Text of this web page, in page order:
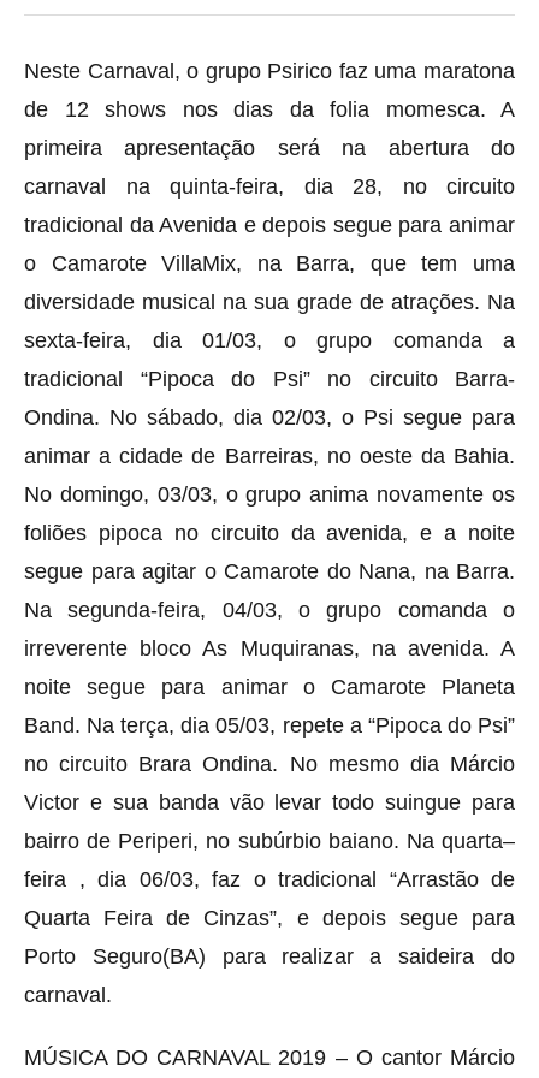
Neste Carnaval, o grupo Psirico faz uma maratona
de 12 shows nos dias da folia momesca. A
primeira apresentação será na abertura do
carnaval na quinta-feira, dia 28, no circuito
tradicional da Avenida e depois segue para animar
o Camarote VillaMix, na Barra, que tem uma
diversidade musical na sua grade de atrações. Na
sexta-feira, dia 01/03, o grupo comanda a
tradicional “Pipoca do Psi” no circuito Barra-
Ondina. No sábado, dia 02/03, o Psi segue para
animar a cidade de Barreiras, no oeste da Bahia.
No domingo, 03/03, o grupo anima novamente os
foliões pipoca no circuito da avenida, e a noite
segue para agitar o Camarote do Nana, na Barra.
Na segunda-feira, 04/03, o grupo comanda o
irreverente bloco As Muquiranas, na avenida. A
noite segue para animar o Camarote Planeta
Band. Na terça, dia 05/03, repete a “Pipoca do Psi”
no circuito Brara Ondina. No mesmo dia Márcio
Victor e sua banda vão levar todo suingue para
bairro de Periperi, no subúrbio baiano. Na quarta–
feira , dia 06/03, faz o tradicional “Arrastão de
Quarta Feira de Cinzas”, e depois segue para
Porto Seguro(BA) para realizar a saideira do
carnaval.
MÚSICA DO CARNAVAL 2019 – O cantor Márcio